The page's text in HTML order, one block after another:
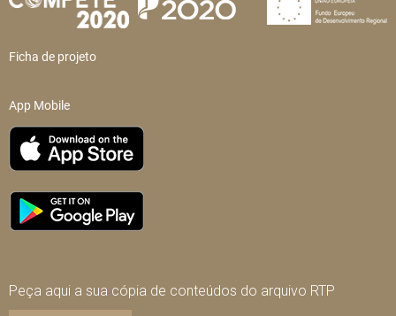
Ficha de projeto
App Mobile
Peça aqui a sua cópia de conteúdos do arquivo RTP